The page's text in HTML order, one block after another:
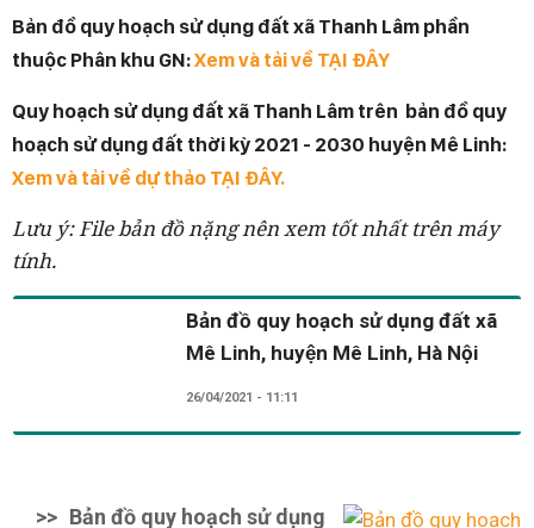
Bản đồ quy hoạch sử dụng đất xã Thanh Lâm phần
thuộc Phân khu GN:Xem và tải về TẠI ĐÂY
Quy hoạch sử dụng đất xã Thanh Lâm trên bản đồ quy
hoạch sử dụng đất thời kỳ 2021 - 2030 huyện Mê Linh:
Xem và tải về dự thảo TẠI ĐÂY.
Lưu ý: File bản đồ nặng nên xem tốt nhất trên máy
tính.
Bản đồ quy hoạch sử dụng đất xã
Mê Linh, huyện Mê Linh, Hà Nội
26/04/2021 - 11:11
>> Bản đồ quy hoạch sử dụng